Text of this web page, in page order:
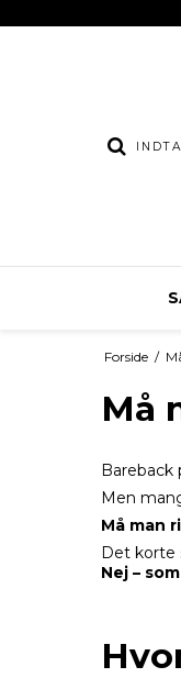
Forside /
Må
Men
Må man
Det korte
Nej –